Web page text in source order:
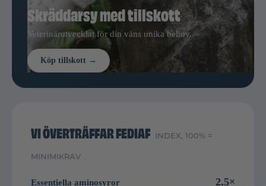
Skräddarsy med tillskott
Veterinärutvecklat för din väns unika behov.
Köp tillskott →
VI ÖVERTRÄFFAR FEDIAF INDEX, 100% =
MINIMIKRAV
Essentiella aminosyror 2,5×